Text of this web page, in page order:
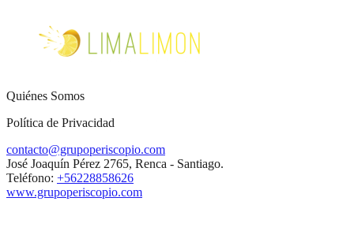
Quiénes Somos
Política de Privacidad
contacto@grupoperiscopio.com
José Joaquín Pérez 2765, Renca - Santiago.
Teléfono: +56228858626
www.grupoperiscopio.com